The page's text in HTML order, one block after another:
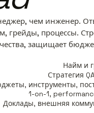
чем инженер.
грейды, процессы.
защищает
Найм и
Стратегия
инструменты,
1-on-1,
Доклады, внешняя